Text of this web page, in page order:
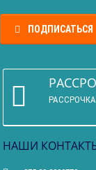
ПОДПИСАТЬСЯ
РАССРОЧКА
НАШИ